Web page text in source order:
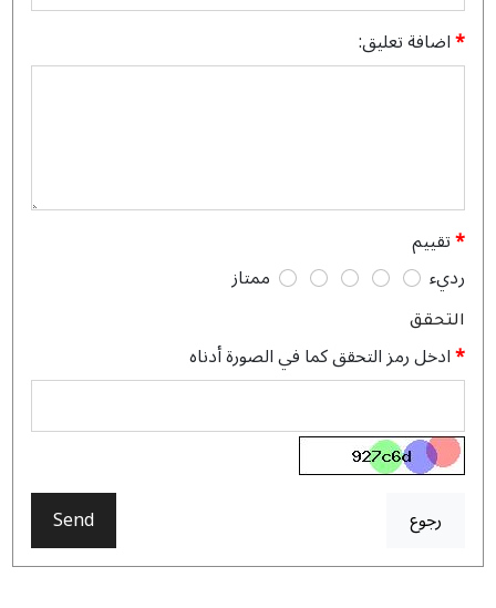
اضافة تعليق:
تقييم
رديء
ممتاز
التحقق
ادخل رمز التحقق كما في الصورة أدناه
رجوع Send
The soft light purple color is also very unique and special.
Although the price was a bit high, it was definitely worth buying.